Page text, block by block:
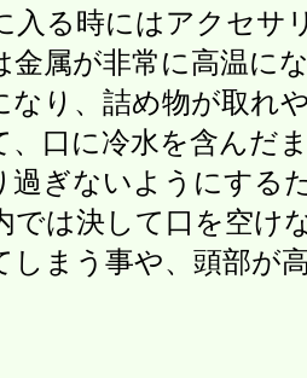
入る時にはアクセサ
金属が非常に高温に
なり、詰め物が取れ
、口に冷水を含んだ
過ぎないようにする
では決して口を空け
しまう事や、頭部が